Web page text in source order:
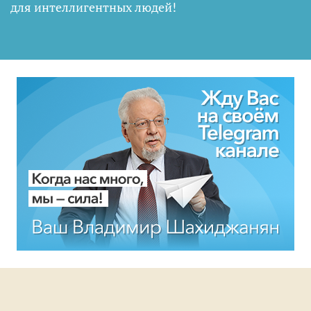
для интеллигентных людей!